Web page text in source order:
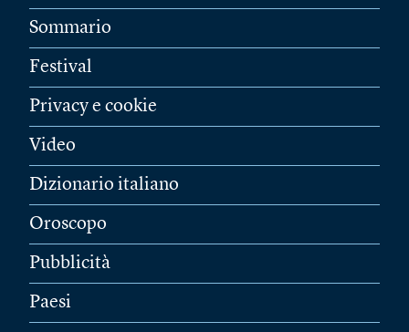
Sommario
Festival
Privacy e cookie
Video
Dizionario italiano
Oroscopo
Pubblicità
Paesi